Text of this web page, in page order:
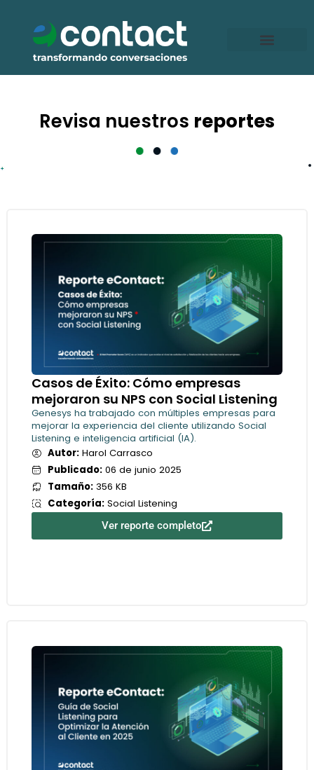
contenido
Revisa nuestros reportes
Casos de Éxito: Cómo empresas
mejoraron su NPS con Social Listening
Genesys ha trabajado con múltiples empresas para
mejorar la experiencia del cliente utilizando Social
Listening e inteligencia artificial (IA).
Autor:Harol Carrasco
Publicado:06 de junio 2025
Tamaño:356 KB
Categoría:Social Listening
Ver reporte completo